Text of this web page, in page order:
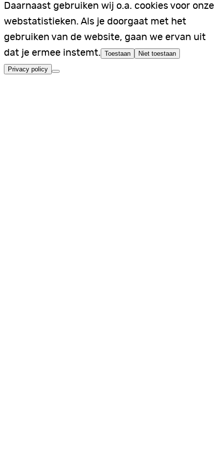
Daarnaast gebruiken wij o.a. cookies voor onze
webstatistieken. Als je doorgaat met het
gebruiken van de website, gaan we ervan uit
dat je ermee instemt. Toestaan Niet toestaan
Privacy policy